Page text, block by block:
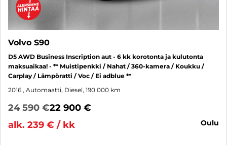
Volvo S90
D5 AWD Business Inscription aut - 6 kk korotonta ja kulutonta
maksuaikaa! - ** Muistipenkki / Nahat / 360-kamera / Koukku /
Carplay / Lämpöratti / Voc / Ei adblue **
2016 , Automaatti, Diesel, 190 000 km
24 590 €22 900 €
alk. 239 € / kk
oulu